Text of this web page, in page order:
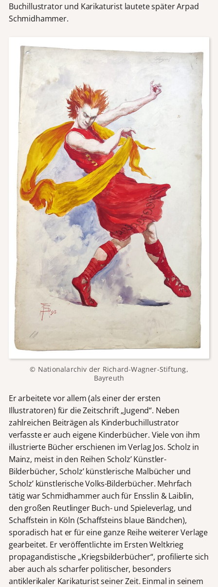
Buchillustrator und Karikaturist lautete später Arpad
Schmidhammer.
© Nationalarchiv der Richard-Wagner-Stiftung,
Bayreuth
Er arbeitete vor allem (als einer der ersten
Illustratoren) für die Zeitschrift „Jugend“. Neben
zahlreichen Beiträgen als Kinderbuchillustrator
verfasste er auch eigene Kinderbücher. Viele von ihm
illustrierte Bücher erschienen im Verlag Jos. Scholz in
Mainz, meist in den Reihen Scholz’ Künstler-
Bilderbücher, Scholz’ künstlerische Malbücher und
Scholz’ künstlerische Volks-Bilderbücher. Mehrfach
tätig war Schmidhammer auch für Ensslin & Laiblin,
den großen Reutlinger Buch- und Spieleverlag, und
Schaffstein in Köln (Schaffsteins blaue Bändchen),
sporadisch hat er für eine ganze Reihe weiterer Verlage
gearbeitet. Er veröffentlichte im Ersten Weltkrieg
propagandistische „Kriegsbilderbücher“, profilierte sich
aber auch als scharfer politischer, besonders
antiklerikaler Karikaturist seiner Zeit. Einmal in seinem